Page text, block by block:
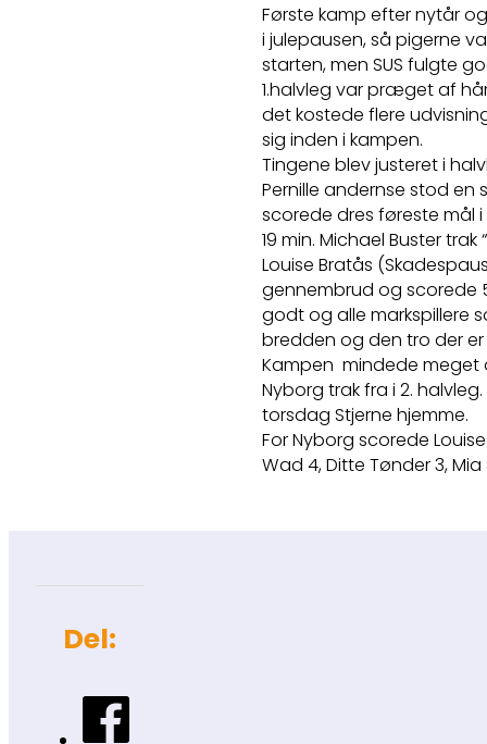
Første kamp efter nytår
i julepausen, så pigerne
starten, men SUS fulgte
1.halvleg var præget af
det kostede flere
sig inden i kampen.
Tingene blev justeret i
Pernille andernse stod en
scorede dres føreste mål i
19 min. Michael Buster
Louise Bratås
gennembrud og scorede
godt og alle markspillere
bredden og den tro der
Kampen mindede meget
Nyborg trak fra i 2.
torsdag Stjerne hjemme.
For Nyborg scorede
Wad 4, Ditte Tønder 3,
Del: